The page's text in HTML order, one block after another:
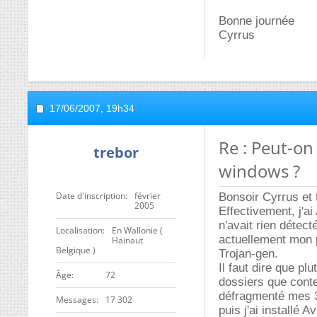
Bonne journée
Cyrrus
17/06/2007, 19h34
trebor
Date d'inscription
février
2005
Localisation
En Wallonie (
Hainaut
Belgique )
ge 72
Messages 17 302
Re : Peut-
windows ?
Bonsoir Cyrrus et
Effectivement,
n'avait rien
actuellement mon
Trojan-gen.
Il faut dire que
dossiers que
défragmenté mes
puis j'ai installé